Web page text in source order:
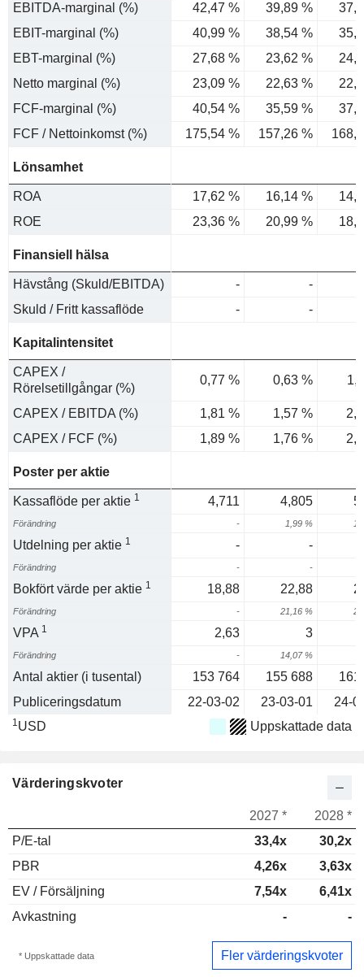
EBITDA-marginal (%) 42,47 % 39,89 %
EBIT-marginal (%)
40,99 % 38,54 %
EBT-marginal (%)
27,68 % 23,62 %
Netto marginal (%)
23,09 % 22,63 %
FCF-marginal (%)
40,54 % 35,59 %
FCF / Nettoinkomst (%)
175,54 % 157,26 %
Lönsamhet
ROA 17,62 % 16,14 %
ROE
23,36 % 20,99 %
Finansiell hälsa
Hävstång (Skuld/EBITDA) -
-
Skuld / Fritt kassaflöde
- -
Kapitalintensitet
CAPEX /
Rörelsetillgångar (%)
0,77 % 0,63 %
CAPEX / EBITDA (%) 1,81 % 1,57 %
CAPEX / FCF (%)
1,89 % 1,76 %
Poster per aktie
Kassaflöde per aktie 1 4,711 4,805
Förändring - 1,99 %
Utdelning per aktie 1 - -
Förändring - -
Bokfört värde per aktie 1 18,88 22,88
Förändring - 21,16 %
VPA 1 2,63 3
Förändring - 14,07 %
Antal aktier (i tusental) 153 764 155 688
161
Publiceringsdatum
22-03-02 23-03-01 24-
1USD Uppskattade data
Värderingskvoter
2027 *
2028 *
P/E-tal
33,4x
30,2x
PBR
4,26x
3,63x
EV / Försäljning
7,54x
6,41x
Avkastning
- -
* Uppskattade data Fler värderingskvoter